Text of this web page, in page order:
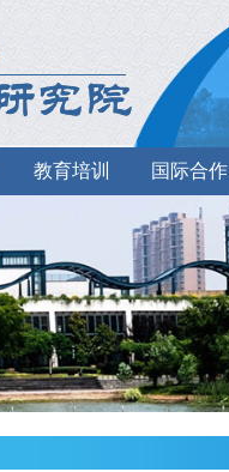
教育培训 国际合作